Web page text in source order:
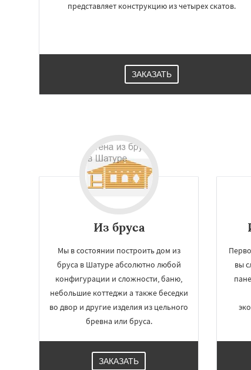
представляет конструкцию из четырех скатов.
ЗАКАЗАТЬ
Из бруса
Мы в состоянии построить дом из
бруса в Шатуре абсолютно любой
конфигурации и сложности, баню,
небольшие коттеджи а также беседки
во двор и другие изделия из цельного
бревна или бруса.
ЗАКАЗАТЬ
вы